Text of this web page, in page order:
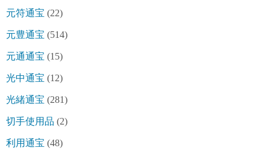
元符通宝 (22)
元豊通宝 (514)
元通通宝 (15)
光中通宝 (12)
光緒通宝 (281)
切手使用品 (2)
利用通宝 (48)